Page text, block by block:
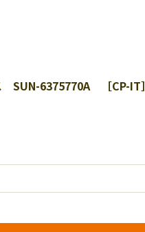
SUN-6375770A ［CP-IT］